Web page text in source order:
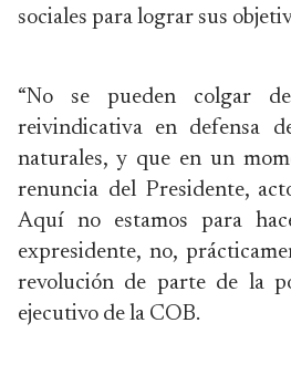
sociales para lograr sus
“No se pueden colgar
reivindicativa en defensa
naturales, y que en un
renuncia del Presidente,
Aquí no estamos para
expresidente, no,
revolución de parte de la
ejecutivo de la COB.